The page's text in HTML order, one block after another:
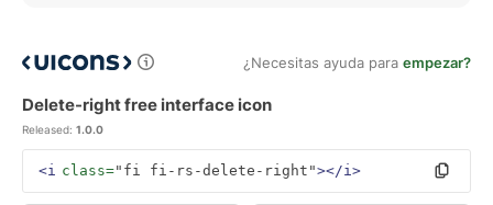
¿Necesitas ayuda para empezar?
Delete-right free interface icon
Released: 1.0.0
<i class="fi fi-rs-delete-right"></i>